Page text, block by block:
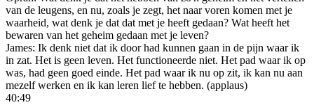
van de leugens, en nu, zoals je zegt, het naar voren komen met je
waarheid, wat denk je dat dat met je heeft gedaan? Wat heeft het
bewaren van het geheim gedaan met je leven?
James: Ik denk niet dat ik door had kunnen gaan in de pijn waar ik
in zat. Het is geen leven. Het functioneerde niet. Het pad waar ik op
was, had geen goed einde. Het pad waar ik nu op zit, ik kan nu aan
mezelf werken en ik kan leren lief te hebben. (applaus)
40:49